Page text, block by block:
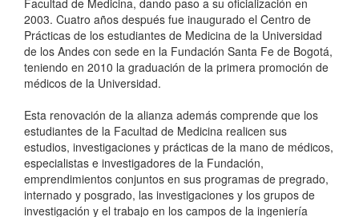
Facultad de Medicina, dando paso a su oficialización en
2003. Cuatro años después fue inaugurado el Centro de
Prácticas de los estudiantes de Medicina de la Universidad
de los Andes con sede en la Fundación Santa Fe de Bogotá,
teniendo en 2010 la graduación de la primera promoción de
médicos de la Universidad.
Esta renovación de la alianza además comprende que los
estudiantes de la Facultad de Medicina realicen sus
estudios, investigaciones y prácticas de la mano de médicos,
especialistas e investigadores de la Fundación,
emprendimientos conjuntos en sus programas de pregrado,
internado y posgrado, las investigaciones y los grupos de
investigación y el trabajo en los campos de la ingeniería